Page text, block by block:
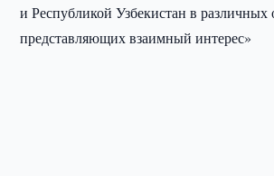
и Республикой Узбекистан в различных
представляющих взаимный интерес»